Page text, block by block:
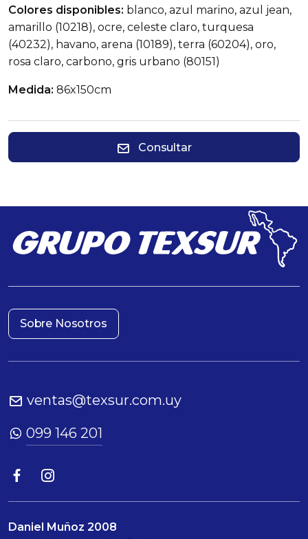
Colores disponibles: blanco, azul marino, azul jean,
amarillo (10218), ocre, celeste claro, turquesa
(40232), havano, arena (10189), terra (60204), oro,
rosa claro, carbono, gris urbano (80151)
Medida: 86x150cm
Consultar
Sobre Nosotros
ventas@texsur.com.uy
099 146 201
Daniel Muñoz 2008